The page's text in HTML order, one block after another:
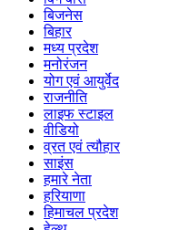
बिजनेस
बिहार
मध्य प्रदेश
मनोरंजन
योग एवं आयुर्वेद
राजनीति
लाइफ स्टाइल
वीडियो
व्रत एवं त्यौहार
साइंस
हमारे नेता
हरियाणा
हिमाचल प्रदेश